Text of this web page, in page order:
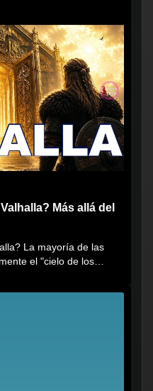
Más allá del
La mayoría de las
el "cielo de los